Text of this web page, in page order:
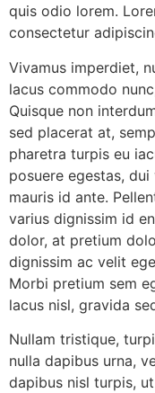
quis odio lorem.
consectetur
Vivamus imperdiet,
lacus commodo
Quisque non
sed placerat at,
pharetra turpis eu
posuere egestas,
mauris id ante.
varius dignissim id
dolor, at pretium
dignissim ac velit
Morbi pretium sem
lacus nisl, gravida
Nullam tristique,
nulla dapibus urna,
dapibus nisl turpis,